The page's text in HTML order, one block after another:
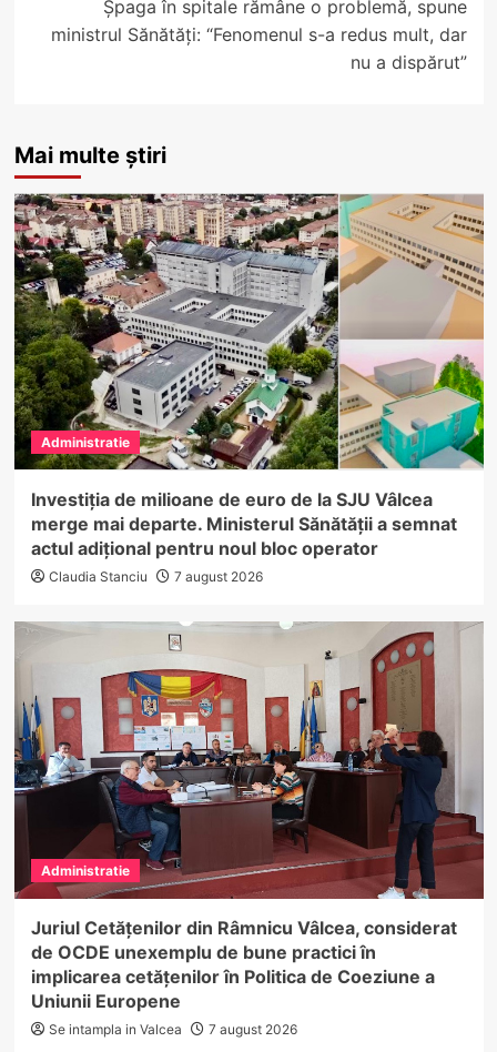
Șpaga în spitale rămâne o problemă, spune
ministrul Sănătăți: “Fenomenul s-a redus mult, dar
nu a dispărut”
Mai multe știri
Administratie
Investiția de milioane de euro de la SJU Vâlcea
merge mai departe. Ministerul Sănătății a semnat
actul adițional pentru noul bloc operator
Claudia Stanciu 7 august 2026
Administratie
Juriul Cetățenilor din Râmnicu Vâlcea, considerat
de OCDE unexemplu de bune practici în
implicarea cetățenilor în Politica de Coeziune a
Uniunii Europene
Se intampla in Valcea 7 august 2026